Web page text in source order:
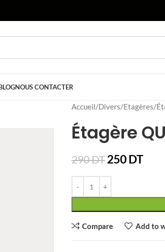
NOUS CONTACTER
Accueil Divers Etagères
Étagère
290DT 250DT
Compare Add to